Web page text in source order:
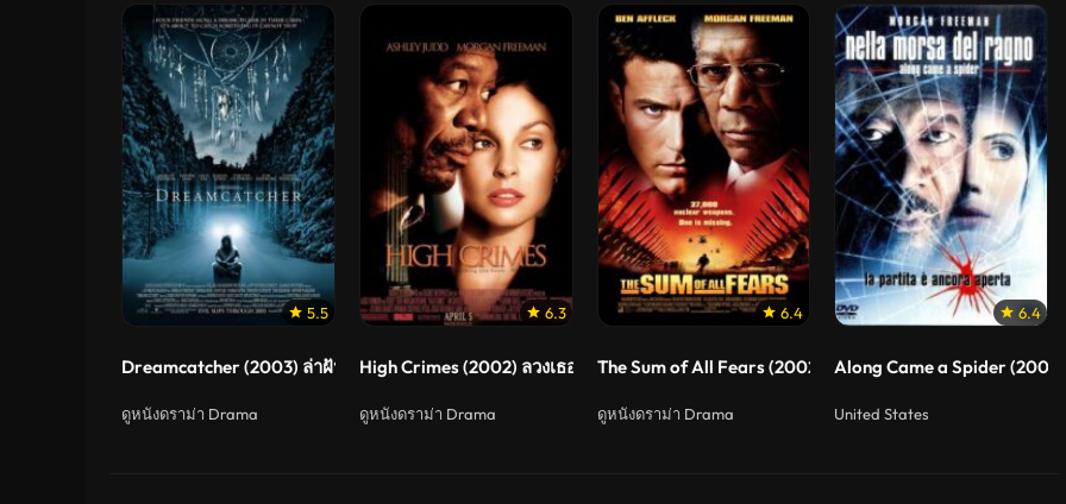
5.5
Dreamcatcher (2003) ล่าฝันมัจจุราช อสุรกายกินโลก
ดูหนังดราม่า Drama
6.3
High Crimes (2002) ลวงเธอให้ตายสนิท
ดูหนังดราม่า Drama
6.4
The Sum of All Fears (2002) วิกฤตินิวเคลียร์ถล่มโลก
ดูหนังดราม่า Drama
6.4
Along Came a Spider
United States